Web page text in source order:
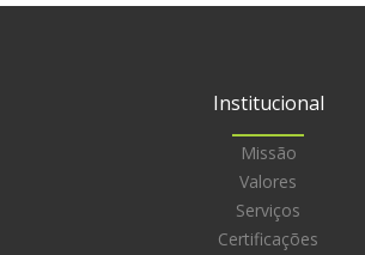
Institucional
Missão
Valores
Serviços
Certificações